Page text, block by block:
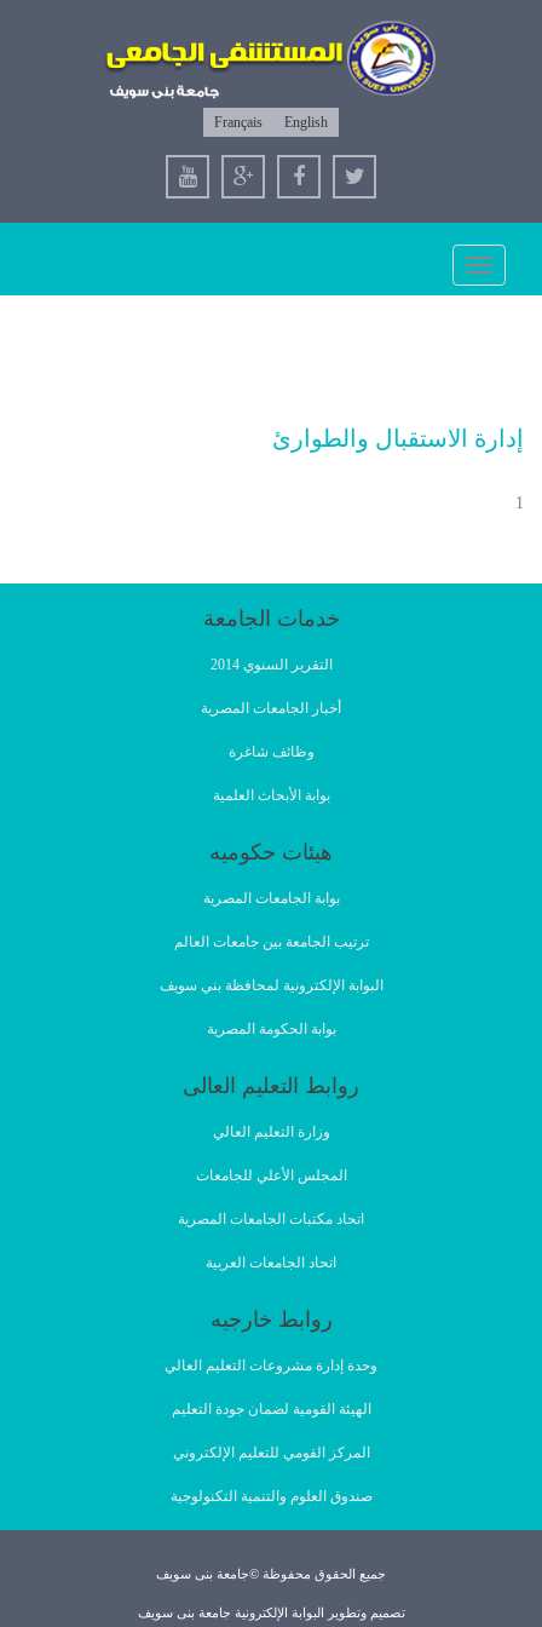
English
Français
Toggle
navigation
إدارة الاستقبال والطوارئ
1
خدمات الجامعة
التقرير السنوي 2014
أخبار الجامعات المصرية
وظائف شاغرة
بوابة الأبحاث العلمية
هيئات حكوميه
بوابة الجامعات المصرية
ترتيب الجامعة بين جامعات العالم
البوابة الإلكترونية لمحافظة بني سويف
بوابة الحكومة المصرية
روابط التعليم العالى
وزارة التعليم العالي
المجلس الأعلي للجامعات
اتحاد مكتبات الجامعات المصرية
اتحاد الجامعات العربية
روابط خارجيه
وحدة إدارة مشروعات التعليم العالي
الهيئة القومية لضمان جودة التعليم
المركز القومي للتعليم الإلكتروني
صندوق العلوم والتنمية التكنولوجية
جميع الحقوق محفوظة ©جامعة بنى سويف
تصميم وتطوير البوابة الإلكترونية جامعة بنى سويف